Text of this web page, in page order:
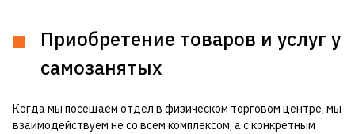
Приобретение товаров и услуг у
самозанятых
Когда мы посещаем отдел в физическом торговом центре, мы
взаимодействуем не со всем комплексом, а с конкретным